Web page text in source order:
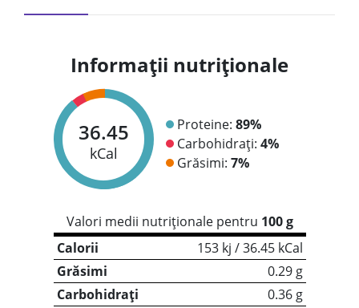
Informații nutriționale
36.45
kCal
Proteine: 89%
Carbohidrați: 4%
Grăsimi: 7%
Valori medii nutriționale pentru 100 g
Calorii
153 kj / 36.45 kCal
Grăsimi
0.29 g
Carbohidrați
0.36 g